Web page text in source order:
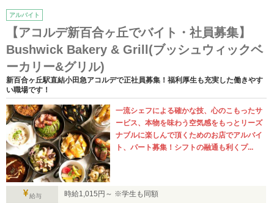
アルバイト
【アコルデ新百合ヶ丘でバイト・社員募集】
Bushwick Bakery & Grill(ブッシュウィックベ
ーカリー&グリル)
新百合ヶ丘駅直結小田急アコルデで正社員募集！福利厚生も充実した働きやす
い職場です！
一流シェフによる確かな技、心のこもったサ
ービス、本物を味わう空気感をもっとリーズ
ナブルに楽しんで頂くためのお店でアルバイ
ト、パート募集！シフトの融通も利くプ...
給与 時給1,015円～ ※学生も同額